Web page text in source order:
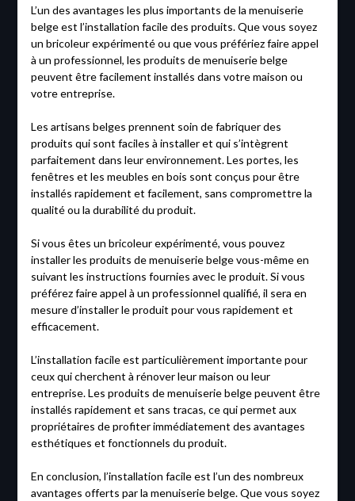
L’un des avantages les plus importants de la menuiserie
belge est l’installation facile des produits. Que vous soyez
un bricoleur expérimenté ou que vous préfériez faire appel
à un professionnel, les produits de menuiserie belge
peuvent être facilement installés dans votre maison ou
votre entreprise.
Les artisans belges prennent soin de fabriquer des
produits qui sont faciles à installer et qui s’intègrent
parfaitement dans leur environnement. Les portes, les
fenêtres et les meubles en bois sont conçus pour être
installés rapidement et facilement, sans compromettre la
qualité ou la durabilité du produit.
Si vous êtes un bricoleur expérimenté, vous pouvez
installer les produits de menuiserie belge vous-même en
suivant les instructions fournies avec le produit. Si vous
préférez faire appel à un professionnel qualifié, il sera en
mesure d’installer le produit pour vous rapidement et
efficacement.
L’installation facile est particulièrement importante pour
ceux qui cherchent à rénover leur maison ou leur
entreprise. Les produits de menuiserie belge peuvent être
installés rapidement et sans tracas, ce qui permet aux
propriétaires de profiter immédiatement des avantages
esthétiques et fonctionnels du produit.
En conclusion, l’installation facile est l’un des nombreux
avantages offerts par la menuiserie belge. Que vous soyez